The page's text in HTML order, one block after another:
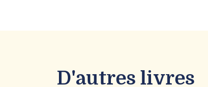
D'autres livres